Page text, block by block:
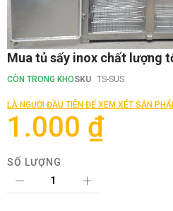
Chuyển
phần
của
thư
hình
Mua tủ sấy inox chất lượng
CÒN TRONG KHOSKU TS-SUS
LÀ NGƯỜI ĐẦU TIÊN ĐỂ XEM XÉT SẢN
1.000 ₫
SỐ LƯỢNG